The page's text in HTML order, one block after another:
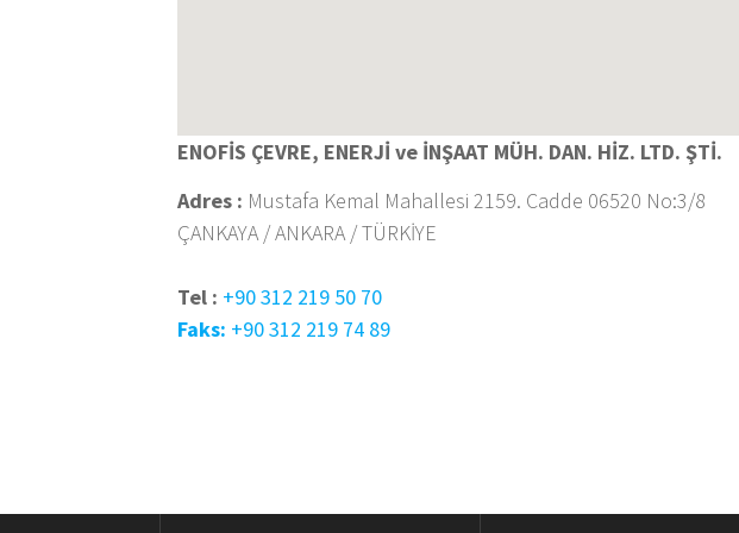
ENOFİS ÇEVRE, ENERJİ ve İNŞAAT MÜH. DAN. HİZ. LTD. ŞTİ.
Adres : Mustafa Kemal Mahallesi 2159. Cadde 06520 No:3/8
ÇANKAYA / ANKARA / TÜRKİYE
Tel : +90 312 219 50 70
Faks: +90 312 219 74 89